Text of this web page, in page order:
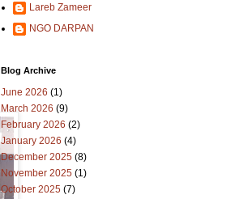
Lareb Zameer
NGO DARPAN
Blog Archive
June 2026 (1)
March 2026 (9)
February 2026 (2)
January 2026 (4)
December 2025 (8)
November 2025 (1)
October 2025 (7)